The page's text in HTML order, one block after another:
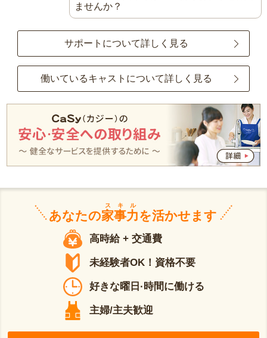
ませんか？
サポートについて詳しく見る
働いているキャストについて詳しく見る
あなたの家事力
スキル
を活かせます
高時給 + 交通費
未経験者OK！資格不要
好きな曜日·時間に働ける
主婦/主夫歓迎